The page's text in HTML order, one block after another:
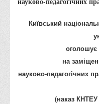
Публічна інформація
Заходи запобігання
Антикорупційні
Протидія
Київський
оголошує
на
науково-педагогічних
(наказ